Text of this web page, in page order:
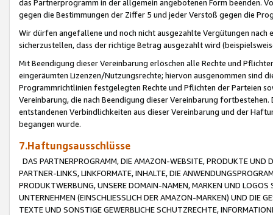
das Partnerprogramm in der allgemein angebotenen Form beenden.
gegen die Bestimmungen der Ziffer 5 und jeder Verstoß gegen die
Wir dürfen angefallene und noch nicht ausgezahlte Vergütungen
sicherzustellen, dass der richtige Betrag ausgezahlt wird
Mit Beendigung dieser Vereinbarung erlöschen alle Rechte und
eingeräumten Lizenzen/Nutzungsrechte; hiervon ausgenommen sind
Programmrichtlinien festgelegten Rechte und Pflichten der Parteien
Vereinbarung, die nach Beendigung dieser Vereinbarung
entstandenen Verbindlichkeiten aus dieser Vereinbarung und der
begangen wurde.
7.Haftungsausschlüsse
DAS PARTNERPROGRAMM, DIE AMAZON-WEBSITE, PRODUKTE UND
PARTNER-LINKS, LINKFORMATE, INHALTE, DIE
PRODUKTWERBUNG, UNSERE DOMAIN-NAMEN, MARKEN UND
UNTERNEHMEN (EINSCHLIESSLICH DER AMAZON-MARKEN) UND DIE
TEXTE UND SONSTIGE GEWERBLICHE SCHUTZRECHTE,